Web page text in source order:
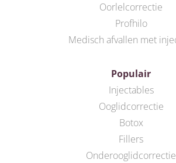
Oorlelcorrectie
Profhilo
Medisch afvallen met
Populair
Injectables
Ooglidcorrectie
Botox
Fillers
Onderooglidcorrectie